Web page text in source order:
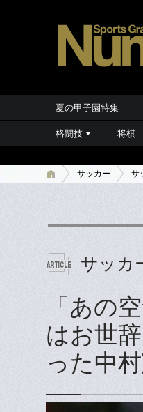
夏の甲子園特集
格闘技 将棋
サッカー サ
サッカ
「あの
はお世
った中